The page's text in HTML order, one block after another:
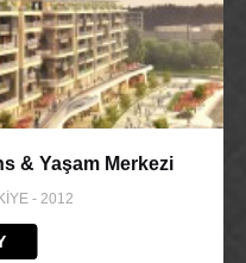
& Yaşam Merkezi
- 2012